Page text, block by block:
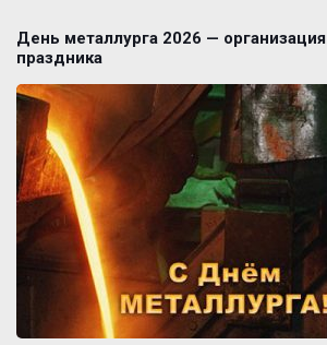
День металлурга 2026 —
праздника